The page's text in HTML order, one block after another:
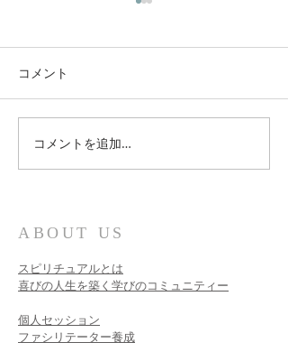
これからお会いする方に
向けて
コメント
コメントを追加…
ABOUT US
スピリチュアルとは
喜びの人生を築く学びのコミュニティー
個人セッション​
ファシリテーター養成